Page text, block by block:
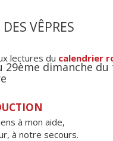
VÊPRES
lectures du calendrier
29ème dimanche
à mon aide,
à notre secours.